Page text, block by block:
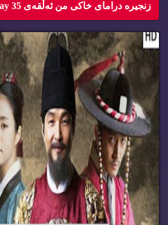
زنجیره‌ درامای خاكی من ئه‌ڵقه‌ی 35 Dramay xaki mn alqay